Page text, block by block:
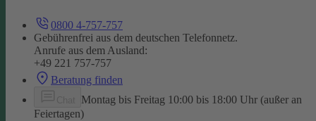
0800 4-757-757
Gebührenfrei aus dem deutschen Telefonnetz.
Anrufe aus dem Ausland:
+49 221 757-757
Beratung finden
Montag bis Freitag 10:00 bis 18:00 Uhr (außer an
Feiertagen)